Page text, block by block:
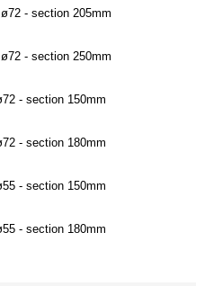
- section 205mm
- section 250mm
- section 150mm
- section 180mm
- section 150mm
- section 180mm